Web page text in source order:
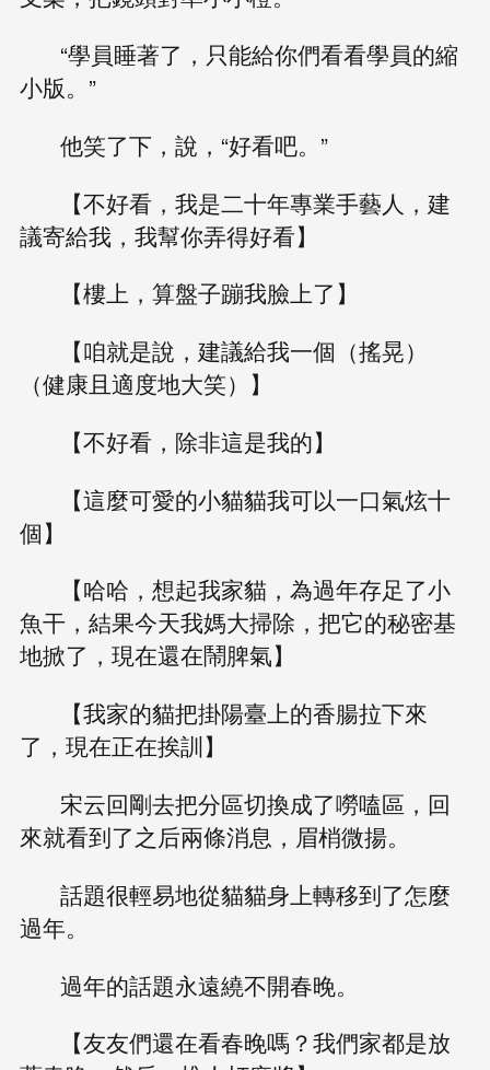
“學員睡著了，只能給你們看看學員的縮
小版。”
他笑了下，說，“好看吧。”
【不好看，我是二十年專業手藝人，建
議寄給我，我幫你弄得好看】
【樓上，算盤子蹦我臉上了】
【咱就是說，建議給我一個（搖晃）
（健康且適度地大笑）】
【不好看，除非這是我的】
【這麼可愛的小貓貓我可以一口氣炫十
個】
【哈哈，想起我家貓，為過年存足了小
魚干，結果今天我媽大掃除，把它的秘密基
地掀了，現在還在鬧脾氣】
【我家的貓把掛陽臺上的香腸拉下來
了，現在正在挨訓】
宋云回剛去把分區切換成了嘮嗑區，回
來就看到了之后兩條消息，眉梢微揚。
話題很輕易地從貓貓身上轉移到了怎麼
過年。
過年的話題永遠繞不開春晚。
【友友們還在看春晚嗎？我們家都是放